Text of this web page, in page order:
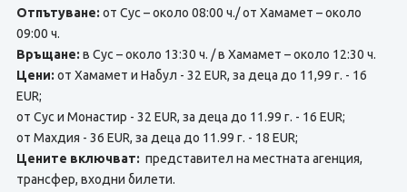
Отпътуване: от Сус – около 08:00 ч./ от Хамамет – около
09:00 ч.
Връщане: в Сус – около 13:30 ч. / в Хамамет – около 12:30 ч.
Цени: от Хамамет и Набул - 32 EUR, за деца до 11,99 г. - 16
EUR;
от Сус и Монастир - 32 EUR, за деца до 11.99 г. - 16 EUR;
от Махдия - 36 EUR, за деца до 11.99 г. - 18 EUR;
Цените включват: представител на местната агенция,
трансфер, входни билети.